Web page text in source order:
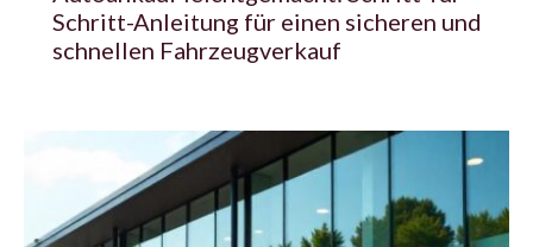
Schritt-Anleitung für einen sicheren und
schnellen Fahrzeugverkauf